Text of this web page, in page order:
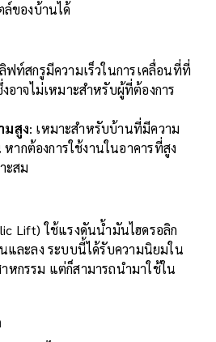
ล์ของบ้านได้
ฟท์สกรูมีความเร็วในการเคลื่อนที่ที่
อาจไม่เหมาะสำหรับผู้ที่ต้องการ
มสูง: เหมาะสำหรับบ้านที่มีความ
ากต้องการใช้งานในอาคารที่สูง
ะสม
Lift) ใช้แรงดันน้ำมันไฮดรอลิก
และลง ระบบนี้ได้รับความนิยมใน
หกรรม แต่ก็สามารถนำมาใช้ใน